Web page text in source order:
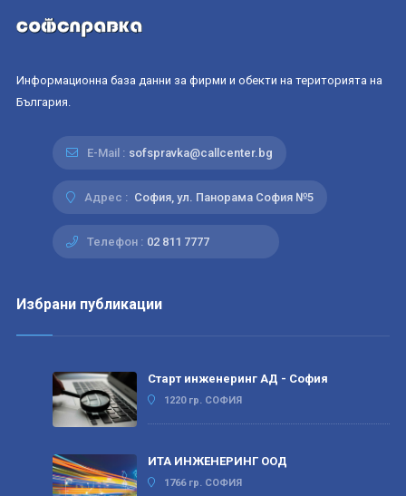
Информационна база данни за фирми и обекти на територията на
България.
E-Mail : sofspravka@callcenter.bg
Адрес : София, ул. Панорама София №5
Телефон : 02 811 7777
Избрани публикации
Старт инженеринг АД - София
1220 гр. СОФИЯ
ИТА ИНЖЕНЕРИНГ ООД
1766 гр. СОФИЯ